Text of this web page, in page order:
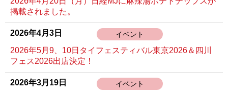
掲載されました。
2026年4月3日 イベント
2026年5月9、10日タイフェスティバル東京2026＆四川
フェス2026出店決定！
2026年3月19日 イベント